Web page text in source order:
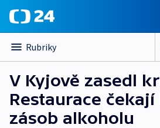
Rubriky
V Kyjově zasedl
Restaurace
zásob alkoholu